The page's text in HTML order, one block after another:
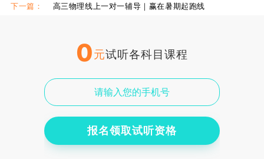
下一篇： 高三物理线上一对一辅导｜赢在暑期起跑线
0元试听各科目课程
报名领取试听资格